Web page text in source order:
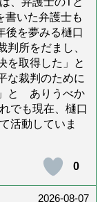
書いた弁護士も
後を夢みる樋口
所をだまし、
を取得した」と
な裁判のために
と ありうべか
でも現在、樋口
活動していま
0
2026-08-07